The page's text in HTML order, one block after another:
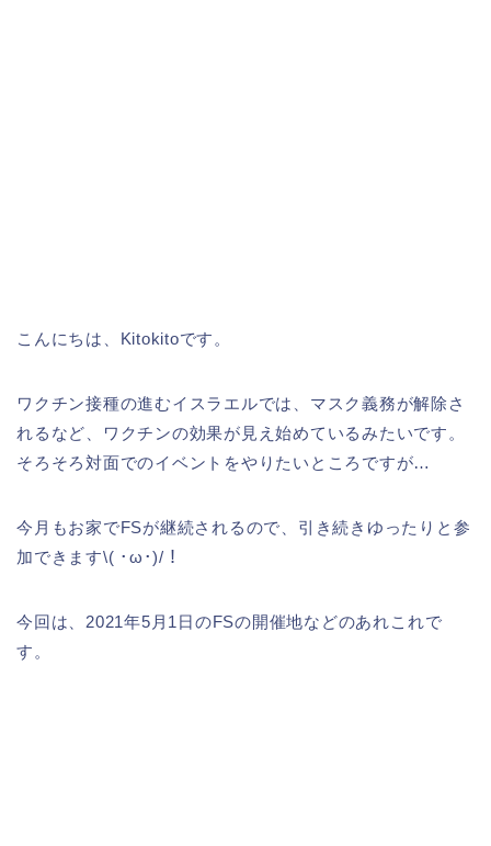
こんにちは、Kitokitoです。
ワクチン接種の進むイスラエルでは、マスク義務が解除さ
れるなど、ワクチンの効果が見え始めているみたいです。
そろそろ対面でのイベントをやりたいところですが…
今月もお家でFSが継続されるので、引き続きゆったりと参
加できます\( ･ω･)/！
今回は、2021年5月1日のFSの開催地などのあれこれで
す。